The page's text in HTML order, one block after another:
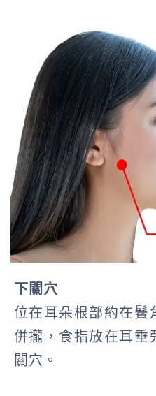
下關穴
位在耳朵根部約在鬢
併攏，食指放在耳垂
關穴。